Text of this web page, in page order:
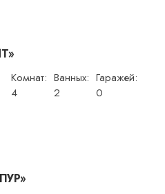
Комнат:
4
Ванных:
2
Гаражей:
0